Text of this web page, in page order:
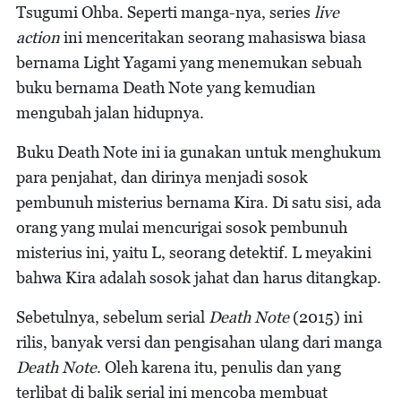
Tsugumi Ohba. Seperti manga-nya, series live
actionini menceritakan seorang mahasiswa biasa
bernama Light Yagami yang menemukan sebuah
buku bernama Death Note yang kemudian
mengubah jalan hidupnya.
Buku Death Note ini ia gunakan untuk menghukum
para penjahat, dan dirinya menjadi sosok
pembunuh misterius bernama Kira. Di satu sisi, ada
orang yang mulai mencurigai sosok pembunuh
misterius ini, yaitu L, seorang detektif. L meyakini
bahwa Kira adalah sosok jahat dan harus ditangkap.
Sebetulnya, sebelum serial Death Note(2015) ini
rilis, banyak versi dan pengisahan ulang dari manga
Death Note. Oleh karena itu, penulis dan yang
terlibat di balik serial ini mencoba membuat